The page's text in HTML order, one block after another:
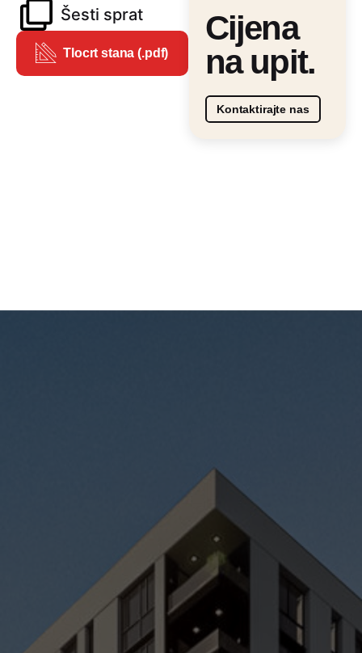
Šesti sprat
Tlocrt stana (.pdf)
Cijena
na upit.
Kontaktirajte nas